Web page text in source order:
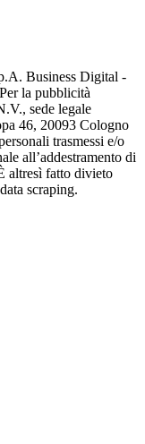
Business Digital -
la pubblicità
sede legale
46, 20093 Cologno
trasmessi e/o
all’addestramento di
altresì fatto divieto
scraping.